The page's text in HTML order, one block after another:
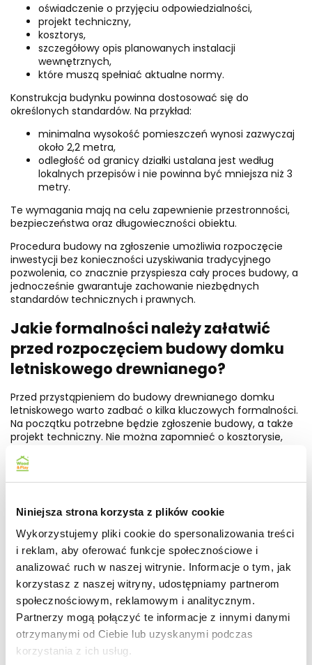
Niniejsza strona korzysta z plików cookie
Wykorzystujemy pliki cookie do spersonalizowania treści
i reklam, aby oferować funkcje społecznościowe i
analizować ruch w naszej witrynie. Informacje o tym, jak
korzystasz z naszej witryny, udostępniamy partnerom
społecznościowym, reklamowym i analitycznym.
Partnerzy mogą połączyć te informacje z innymi danymi
otrzymanymi od Ciebie lub uzyskanymi podczas
korzystania z ich usług.
oświadczenie o przyjęciu odpowiedzialności,
projekt techniczny,
kosztorys,
szczegółowy opis planowanych instalacji
wewnętrznych,
które muszą spełniać aktualne normy.
Konstrukcja budynku powinna dostosować się do
określonych standardów. Na przykład:
minimalna wysokość pomieszczeń wynosi zazwyczaj
około 2,2 metra,
odległość od granicy działki ustalana jest według
lokalnych przepisów i nie powinna być mniejsza niż 3
metry.
Te wymagania mają na celu zapewnienie przestronności,
bezpieczeństwa oraz długowieczności obiektu.
Procedura budowy na zgłoszenie umożliwia rozpoczęcie
inwestycji bez konieczności uzyskiwania tradycyjnego
pozwolenia, co znacznie przyspiesza cały proces budowy, a
jednocześnie gwarantuje zachowanie niezbędnych
standardów technicznych i prawnych.
Jakie formalności należy załatwić
przed rozpoczęciem budowy domku
letniskowego drewnianego?
Przed przystąpieniem do budowy drewnianego domku
letniskowego warto zadbać o kilka kluczowych formalności.
Na początku potrzebne będzie zgłoszenie budowy, a także
projekt techniczny. Nie można zapomnieć o kosztorysie,
Dodatkowo, konieczne jest uzyskanie poświadczenia o
Ważnym krokiem jest również wykonanie geodezyjnej
inwentaryzacji terenu. Dzięki temu można precyzyjnie
określić granice działki i przygotować odpowiednią
dokumentację. Warto zastanowić się nad wykorzystaniem
technologii szkieletowej, ponieważ pozwala ona na
budowanie bez potrzeby ubiegania się o pozwolenie, co
znacznie upraszcza cały proces.
Realizacja tych formalności ma na celu zapewnienie
zgodności z przepisami prawa budowlanego oraz
przyspieszenie rozpoczęcia inwestycji, co może okazać się
niezwykle korzystne dla przyszłych właścicieli domku.